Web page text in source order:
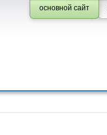
основной сайт